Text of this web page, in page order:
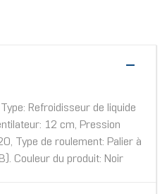
Refroidisseur de liquide
12 cm, Pression
Type de roulement: Palier à
Couleur du produit: Noir